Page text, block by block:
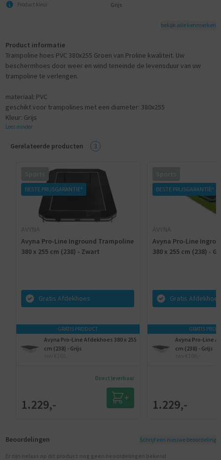
Product kleur Grijs
bekijk alle kenmerken
Product informatie
Trampoline hoes PVC 380x255 Groen van Proline kwaliteit. Uw
beschermhoes door weer en wind teneinde de levensduur van uw
trampoline te verlengen.
materiaal: PVC
geschikt voor trampolines met een diameter: 380x255
Kleur: Grijs
Lees minder
Gerelateerde producten 3
BESTE PRIJSGARANTIE*
AVYNA
Avyna Pro-Line Inground Trampoline
380 x 255 cm (238) - Zwart
Gratis Afdekhoes
GRATIS PRODUCT
Avyna Pro-Line Afdekhoes 380 x 255
cm (238) - Grijs
1.229,-
Direct leverbaar
BESTE PRIJSGARANTIE*
AVYNA
Avyna Pro-Line
380 x 255 cm (238) -
Gratis Afdekhoes
GRATIS
Avyna Pro-Line
cm (238) - Grijs
1.229,-
Beoordelingen Schrijf een nieuwe beoordeling
Er zijn helaas op dit product nog geen beoordelingen bekend